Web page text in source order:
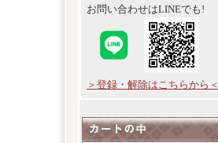
お問い合わせはLINEでも!
＞登録・解除はこちらから＜